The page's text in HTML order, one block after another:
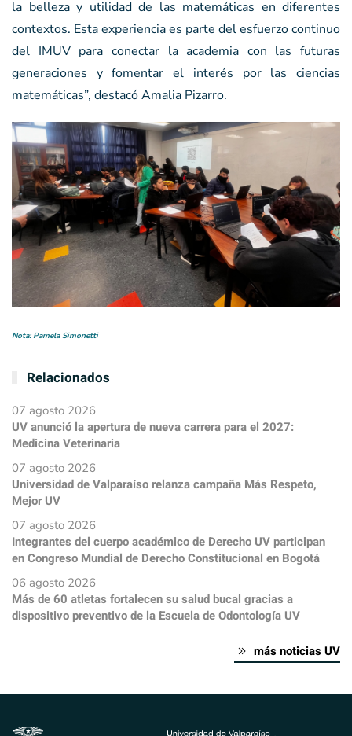
la belleza y utilidad de las matemáticas en diferentes
contextos. Esta experiencia es parte del esfuerzo continuo
del IMUV para conectar la academia con las futuras
generaciones y fomentar el interés por las ciencias
matemáticas”, destacó Amalia Pizarro.
Nota: Pamela Simonetti
Relacionados
07 agosto 2026
UV anunció la apertura de nueva carrera para el 2027:
Medicina Veterinaria
07 agosto 2026
Universidad de Valparaíso relanza campaña Más Respeto,
Mejor UV
07 agosto 2026
Integrantes del cuerpo académico de Derecho UV participan
en Congreso Mundial de Derecho Constitucional en Bogotá
06 agosto 2026
Más de 60 atletas fortalecen su salud bucal gracias a
dispositivo preventivo de la Escuela de Odontología UV
más noticias UV